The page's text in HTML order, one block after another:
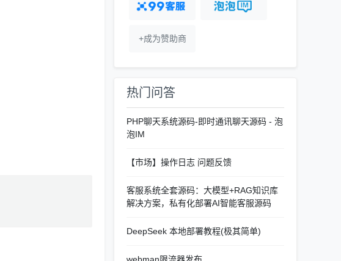
+成为赞助商
热门问答
PHP聊天系统源码-即时通讯聊天源码 - 泡
泡IM
【市场】操作日志 问题反馈
客服系统全套源码：大模型+RAG知识库
解决方案，私有化部署AI智能客服源码
DeepSeek 本地部署教程(极其简单)